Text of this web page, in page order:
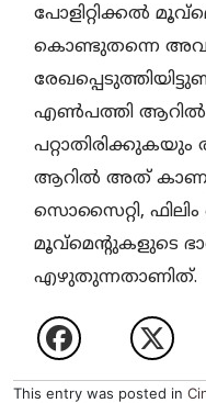
പോളിറ്റിക്കൽ
കൊണ്ടുതന്നെ അവ
എൺപത്തി
പറ്റാതിരിക്കുകയും
ആറിൽ അത്
സൊസൈറ്റി, ഫിലിം
മൂവ്മെന്റുകളുടെ
എഴുതുന്നതാണിത്.
This entry was posted in